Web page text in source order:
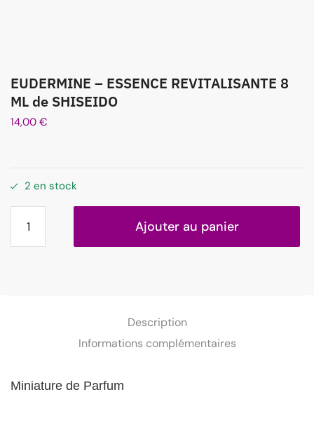
EUDERMINE – ESSENCE REVITALISANTE 8
ML de SHISEIDO
14,00 €
2 en stock
Ajouter au panier
Description
Informations complémentaires
Miniature de Parfum